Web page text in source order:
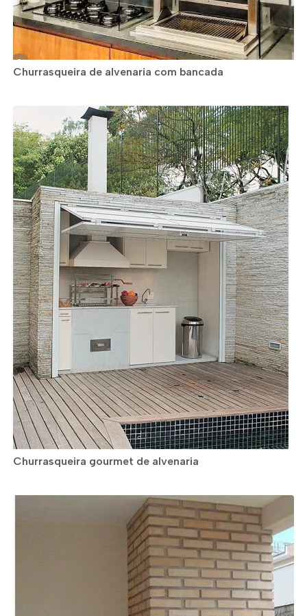
Churrasqueira de alvenaria com bancada
Churrasqueira gourmet de alvenaria